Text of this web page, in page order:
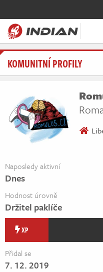
Magazín
Videa
Soutěže
Komunita
Redakce
Živě
KOMUNITNÍ PROFILY
Naposledy aktivní
Dnes
Hodnost úrovně
Držitel paklíče
XP
Přidal se
7. 12. 2019